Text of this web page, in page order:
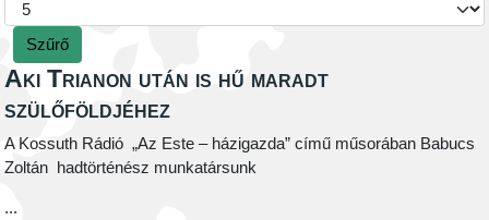
Szűrő
Aki Trianon után is hű maradt
szülőföldjéhez
A Kossuth Rádió „Az Este – házigazda” című műsorában Babucs
Zoltán hadtörténész munkatársunk
...